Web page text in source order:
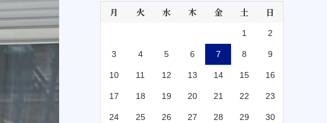
月 火 水 木 金 土 日
1 2
3 4 5 6 7 8 9
10 11 12 13 14 15 16
17 18 19 20 21 22 23
24 25 26 27 28 29 30